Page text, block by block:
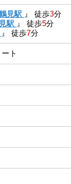
見駅 』 徒歩3分
駅 』 徒歩5分
』 徒歩7分
ト